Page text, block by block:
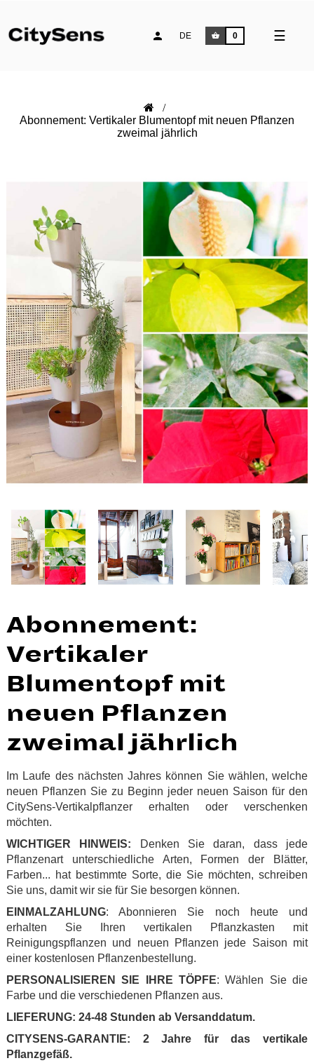
☰
DE 0
Abonnement: Vertikaler Blumentopf mit neuen Pflanzen
zweimal jährlich
Abonnement:
Vertikaler
Blumentopf mit
neuen Pflanzen
zweimal jährlich
Im Laufe des nächsten Jahres können Sie wählen, welche
neuen Pflanzen Sie zu Beginn jeder neuen Saison für den
CitySens-Vertikalpflanzer erhalten oder verschenken
möchten.
WICHTIGER HINWEIS: Denken Sie daran, dass jede
Pflanzenart unterschiedliche Arten, Formen der Blätter,
Farben... hat bestimmte Sorte, die Sie möchten, schreiben
Sie uns, damit wir sie für Sie besorgen können.
EINMALZAHLUNG: Abonnieren Sie noch heute und
erhalten Sie Ihren vertikalen Pflanzkasten mit
Reinigungspflanzen und neuen Pflanzen jede Saison mit
einer kostenlosen Pflanzenbestellung.
PERSONALISIEREN SIE IHRE TÖPFE: Wählen Sie die
Farbe und die verschiedenen Pflanzen aus.
LIEFERUNG: 24-48 Stunden ab Versanddatum.
CITYSENS-GARANTIE: 2 Jahre für das vertikale
Pflanzgefäß.